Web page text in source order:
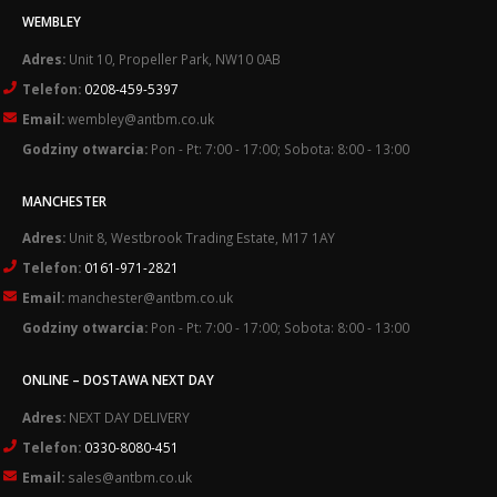
WEMBLEY
Adres: Unit 10, Propeller Park, NW10 0AB
Telefon: 0208-459-5397
Email:wembley@antbm.co.uk
Godziny otwarcia: Pon - Pt: 7:00 - 17:00; Sobota: 8:00 - 13:00
MANCHESTER
Adres: Unit 8, Westbrook Trading Estate, M17 1AY
Telefon: 0161-971-2821
Email: manchester@antbm.co.uk
Godziny otwarcia: Pon - Pt: 7:00 - 17:00; Sobota: 8:00 - 13:00
ONLINE – DOSTAWA NEXT DAY
Adres: NEXT DAY DELIVERY
Telefon: 0330-8080-451
Email: sales@antbm.co.uk